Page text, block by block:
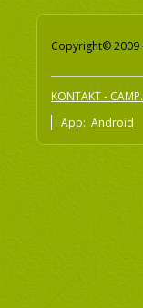
Copyright© 2009
KONTAKT -
App: Android